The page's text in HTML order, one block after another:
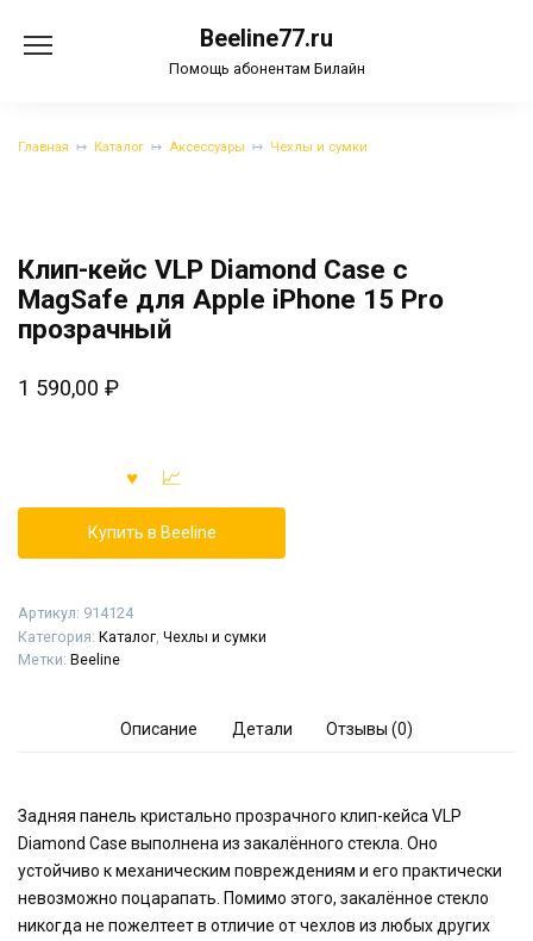
содержанию
Beeline77.ru
Помощь абонентам Билайн
Главная Каталог Аксессуары Чехлы и сумки
Клип-кейс VLP Diamond Case с
MagSafe для Apple iPhone 15 Pro
прозрачный
1 590,00 ₽
Купить в Beeline
Артикул: 914124
Категория: Каталог Чехлы и сумки
Метки: Beeline
Описание Детали Отзывы (0)
Задняя панель кристально прозрачного клип-кейса VLP
Diamond Case выполнена из закалённого стекла. Оно
устойчиво к механическим повреждениям и его практически
невозможно поцарапать. Помимо этого, закалённое стекло
никогда не пожелтеет в отличие от чехлов из любых других